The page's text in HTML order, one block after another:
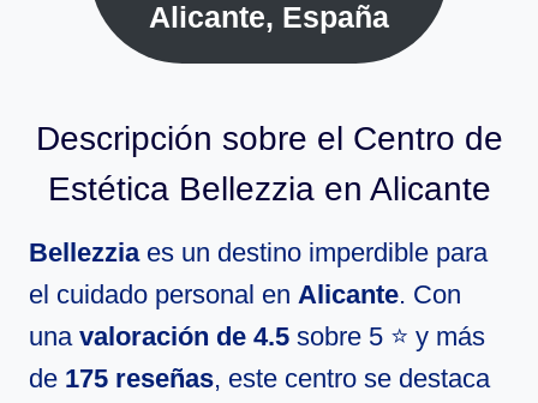
Alicante, España
Descripción sobre el Centro de
Estética Bellezzia en Alicante
Bellezziaes un destino imperdible para
el cuidado personal en Alicante. Con
una valoración de 4.5 sobre 5 ⭐ y más
de 175 reseñas, este centro se destaca